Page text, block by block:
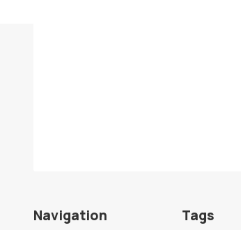
Navigation Tags